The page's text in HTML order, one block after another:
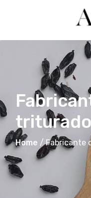
triturado
Home /Fabricante